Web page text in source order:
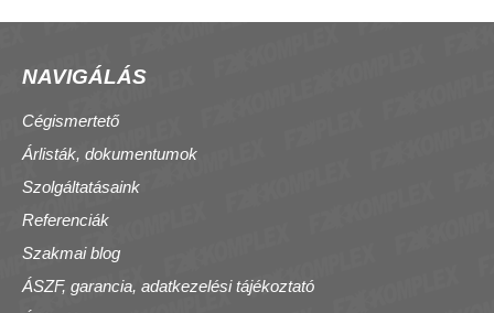
NAVIGÁLÁS
Cégismertető
Árlisták, dokumentumok
Szolgáltatásaink
Referenciák
Szakmai blog
ÁSZF, garancia, adatkezelési tájékoztató